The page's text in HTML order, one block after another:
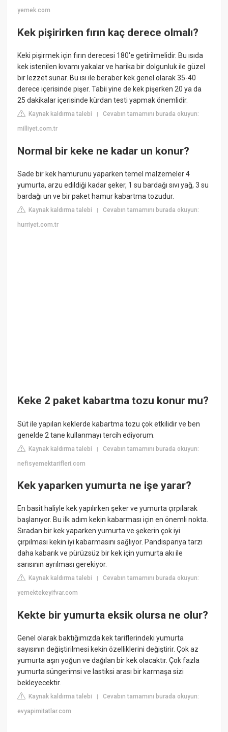
yemek.com
Kek pişirirken fırın kaç derece olmalı?
Keki pişirmek için fırın derecesi 180'e getirilmelidir. Bu ısıda
kek istenilen kıvamı yakalar ve harika bir dolgunluk ile güzel
bir lezzet sunar. Bu ısı ile beraber kek genel olarak 35-40
derece içerisinde pişer. Tabii yine de kek pişerken 20 ya da
25 dakikalar içerisinde kürdan testi yapmak önemlidir.
Kaynak kaldırma talebi |Cevabın tamamını burada okuyun:
milliyet.com.tr
Normal bir keke ne kadar un konur?
Sade bir kek hamurunu yaparken temel malzemeler 4
yumurta, arzu edildiği kadar şeker, 1 su bardağı sıvı yağ, 3 su
bardağı un ve bir paket hamur kabartma tozudur.
Kaynak kaldırma talebi |Cevabın tamamını burada okuyun:
hurriyet.com.tr
Keke 2 paket kabartma tozu konur mu?
Süt ile yapılan keklerde kabartma tozu çok etkilidir ve ben
genelde 2 tane kullanmayı tercih ediyorum.
Kaynak kaldırma talebi |Cevabın tamamını burada okuyun:
nefisyemektarifleri.com
Kek yaparken yumurta ne işe yarar?
En basit haliyle kek yapılırken şeker ve yumurta çırpılarak
başlanıyor. Bu ilk adım kekin kabarması için en önemli nokta.
Sıradan bir kek yaparken yumurta ve şekerin çok iyi
çırpılması kekin iyi kabarmasını sağlıyor. Pandispanya tarzı
daha kabarık ve pürüzsüz bir kek için yumurta akı ile
sarısının ayrılması gerekiyor.
Kaynak kaldırma talebi |Cevabın tamamını burada okuyun:
yemektekeyifvar.com
Kekte bir yumurta eksik olursa ne olur?
Genel olarak baktığımızda kek tariflerindeki yumurta
sayısının değiştirilmesi kekin özelliklerini değiştirir. Çok az
yumurta aşırı yoğun ve dağılan bir kek olacaktır. Çok fazla
yumurta süngerimsi ve lastiksi arası bir karmaşa sizi
bekleyecektir.
Kaynak kaldırma talebi |Cevabın tamamını burada okuyun:
evyapimitatlar.com